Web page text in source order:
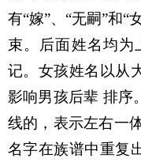
有“嫁”、“无嗣”和“
束。后面姓名均为
记。女孩姓名以从
影响男孩后辈 排序
线的，表示左右一
名字在族谱中重复